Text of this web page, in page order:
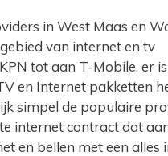
in West Maas en
van internet en tv
tot aan T-Mobile, er
en Internet pakketten
simpel de populaire
internet contract dat
en bellen met een alles